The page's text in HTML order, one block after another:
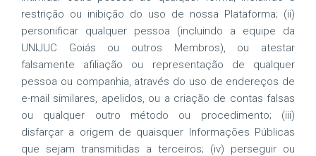
restrição ou inibição do uso de nossa Plataforma; (ii)
personificar qualquer pessoa (incluindo a equipe da
UNIJUC Goiás ou outros Membros), ou atestar
falsamente afiliação ou representação de qualquer
pessoa ou companhia, através do uso de endereços de
e-mail similares, apelidos, ou a criação de contas falsas
ou qualquer outro método ou procedimento; (iii)
disfarçar a origem de quaisquer Informações Públicas
que sejam transmitidas a terceiros; (iv) perseguir ou